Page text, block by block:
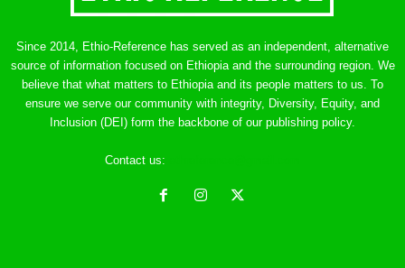
Since 2014, Ethio-Reference has served as an independent, alternative
source of information focused on Ethiopia and the surrounding region. We
believe that what matters to Ethiopia and its people matters to us. To
ensure we serve our community with integrity, Diversity, Equity, and
Inclusion (DEI) form the backbone of our publishing policy.
Contact us: